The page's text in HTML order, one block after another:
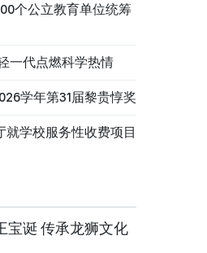
个公立教育单位统筹
一代点燃科学热情
学年第31届黎贵惇奖
学校服务性收费项目
宝诞 传承龙狮文化